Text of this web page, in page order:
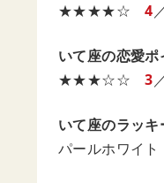
★★★★☆4
いて座の恋愛ポ
★★★☆☆3
いて座のラッキ
パールホワイト